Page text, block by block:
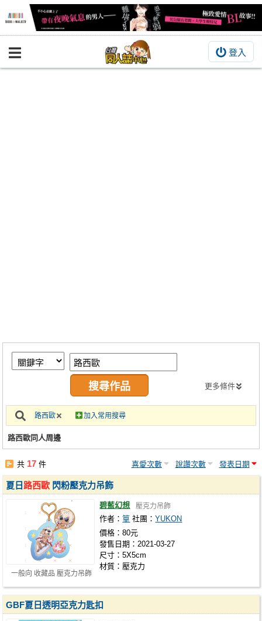
登入
BOOKY書集倉庫
繪圖藝廊
交流中心
攤位轉讓區
會員功能選單
註冊會員
更多條件
路西歐 加入常用搜尋
路西歐同人周邊
共 17 件 喜愛次數 說讚次數 發表日期
一般向 收藏品 壓克力吊飾
夏日 路西歐 閃粉壓克力吊飾
碧藍幻想 壓克力吊飾
作者：篁 社團：YUKON
價格：80元
發售日期：2021-03-27
尺寸：5X5cm
材質：壓克力
GBF夏日透明亞克力匙扣